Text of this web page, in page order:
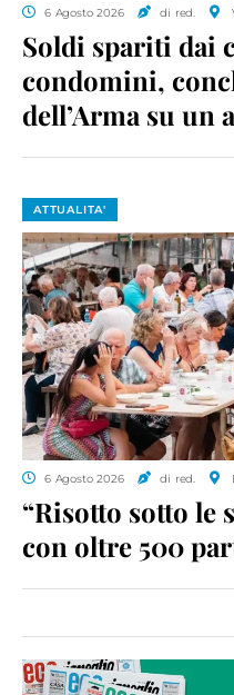
6 Agosto 2026 di red.
Soldi spariti dai
condomini,
dell’Arma su
ATTUALITA'
6 Agosto 2026 di red.
“Risotto sotto le
con oltre 500